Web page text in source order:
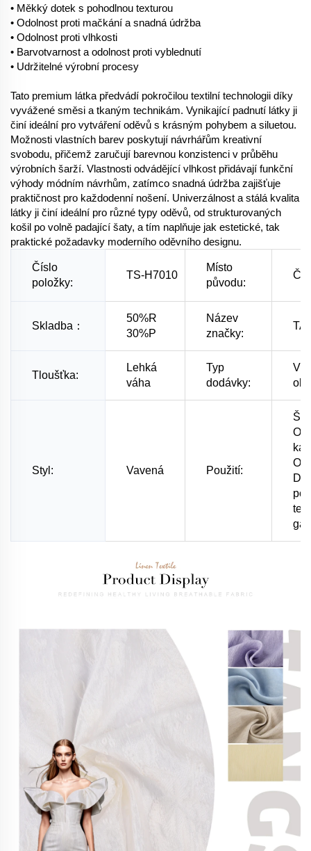
• Měkký dotek s pohodlnou texturou
• Odolnost proti mačkání a snadná údržba
• Odolnost proti vlhkosti
• Barvotvarnost a odolnost proti vyblednutí
• Udržitelné výrobní procesy
Tato premium látka předvádí pokročilou textilní technologii díky
vyvážené směsi a tkaným technikám. Vynikající padnutí látky ji
činí ideální pro vytváření oděvů s krásným pohybem a siluetou.
Možnosti vlastních barev poskytují návrhářům kreativní
svobodu, přičemž zaručují barevnou konzistenci v průběhu
výrobních šarží. Vlastnosti odvádějící vlhkost přidávají funkční
výhody módním návrhům, zatímco snadná údržba zajišťuje
praktičnost pro každodenní nošení. Univerzálnost a stálá kvalita
látky ji činí ideální pro různé typy oděvů, od strukturovaných
košil po volně padající šaty, a tím naplňuje jak estetické, tak
praktické požadavky moderního oděvního designu.
Číslo
položky:
TS-H7010
Místo
původu:
Skladba：
50%R
30%P
Název
značky:
Tloušťka:
Lehká
váha
Typ
dodávky:
Styl: Vavená Použití: